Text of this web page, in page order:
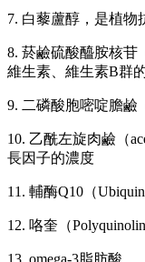
7. 白藜蘆醇，是植物
8. 菸鹼硫酸醯胺核苷
維生素、維生素B群
9. 二磷酸胞嘧啶膽鹼
10. 乙酰左旋肉鹼（
長因子的濃度
11. 輔酶Q10（
12. 咯奎（
13. omega-3脂肪酸